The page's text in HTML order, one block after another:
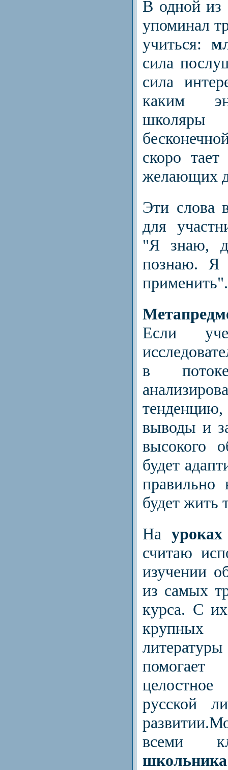
В одной из
упоминал
учиться:
сила
сила
каким
школяры
скоро
желающих
Эти слова
для
"Я знаю,
познаю. Я
применить".
Если
в
выводы и
высокого
будет
будет жить
На
считаю
изучении
из самых
курса. С
крупных
русской
всеми
школьника